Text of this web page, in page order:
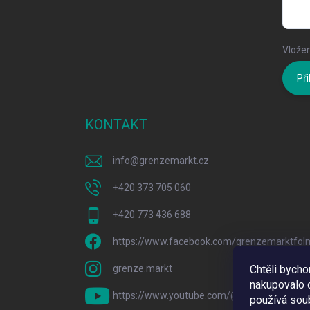
Chtěli
nakupovalo
používá
KONTAKT
info@grenzemarkt.cz
+420 373 705 060
+420 773 436 688
https://www.facebook.com/
grenze.markt
https://www.youtube.com/@GrenzeMarkt